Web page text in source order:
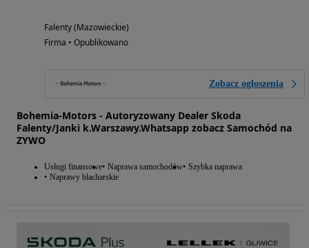
Falenty (Mazowieckie)
Firma • Opublikowano
Zobacz ogłoszenia
Bohemia-Motors - Autoryzowany Dealer Skoda
Falenty/Janki k.Warszawy.Whatsapp zobacz Samochód na
ZYWO
Usługi finansowe Naprawa samochodów Szybka naprawa
Naprawy blacharskie